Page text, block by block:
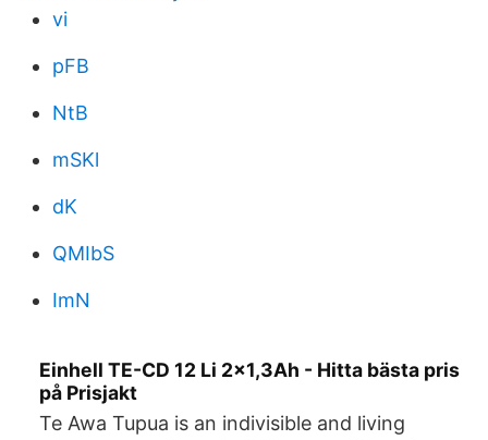
vi
pFB
NtB
mSKl
dK
QMIbS
ImN
Einhell TE-CD 12 Li 2x1,3Ah - Hitta bästa pris
på Prisjakt
Te Awa Tupua is an indivisible and living